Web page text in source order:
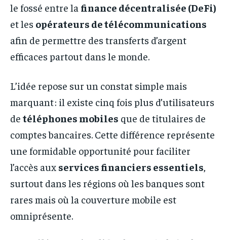
le fossé entre la finance décentralisée (DeFi)
et les opérateurs de télécommunications
afin de permettre des transferts d’argent
efficaces partout dans le monde.
L’idée repose sur un constat simple mais
marquant : il existe cinq fois plus d’utilisateurs
de téléphones mobiles que de titulaires de
comptes bancaires. Cette différence représente
une formidable opportunité pour faciliter
l’accès aux services financiers essentiels
surtout dans les régions où les banques sont
rares mais où la couverture mobile est
omniprésente.